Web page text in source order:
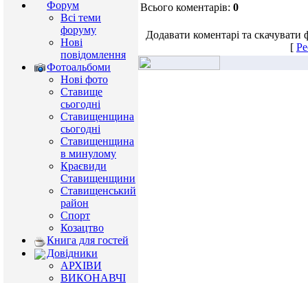
Форум
Всі теми
форуму
Нові
повідомлення
Фотоальбоми
Нові фото
Ставище
сьогодні
Ставищенщина
сьогодні
Ставищенщина
в минулому
Краєвиди
Ставищенщини
Ставищенський
район
Спорт
Козацтво
Книга для гостей
Довідники
АРХІВИ
ВИКОНАВЧІ
Всього коментарів: 0
Додавати коментарі та
[